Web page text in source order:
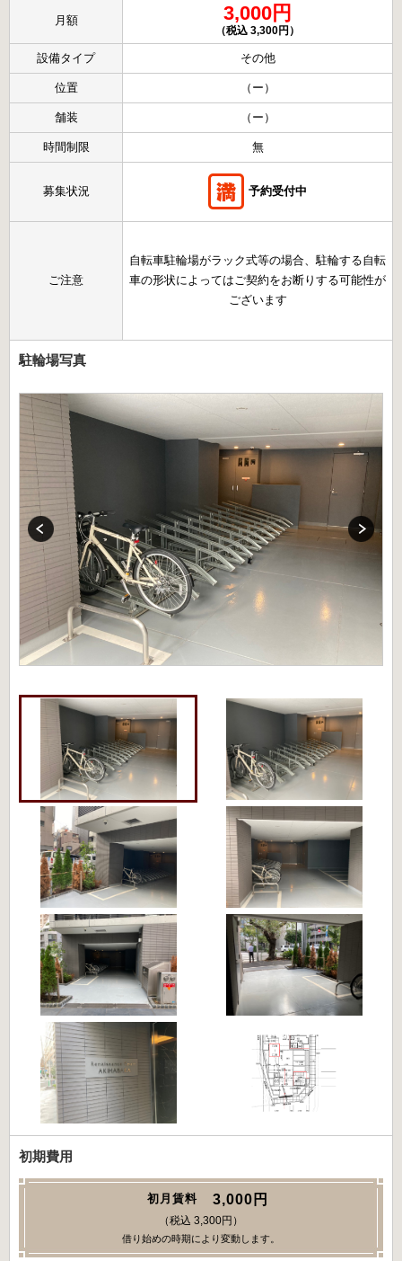
月額 3,000円
（税込 3,300円）
設備タイプ その他
位置 （ー）
舗装 （ー）
時間制限 無
募集状況 予約受付中
ご注意
自転車駐輪場がラック式等の場合、駐輪する自転
車の形状によってはご契約をお断りする可能性が
ございます
駐輪場写真
初期費用
初月賃料 3,000円
（税込 3,300円）
借り始めの時期により変動します。